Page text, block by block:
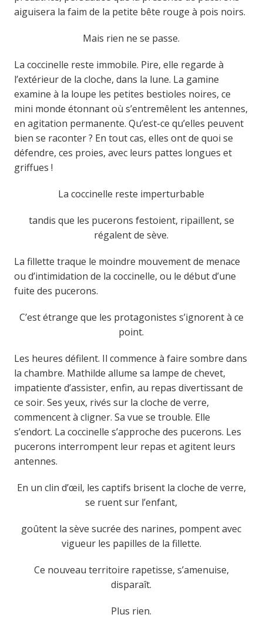
aiguisera la faim de la petite bête rouge à pois noirs.
Mais rien ne se passe.
La coccinelle reste immobile. Pire, elle regarde à
l’extérieur de la cloche, dans la lune. La gamine
examine à la loupe les petites bestioles noires, ce
mini monde étonnant où s’entremêlent les antennes,
en agitation permanente. Qu’est-ce qu’elles peuvent
bien se raconter ? En tout cas, elles ont de quoi se
défendre, ces proies, avec leurs pattes longues et
griffues !
La coccinelle reste imperturbable
tandis que les pucerons festoient, ripaillent, se
régalent de sève.
La fillette traque le moindre mouvement de menace
ou d’intimidation de la coccinelle, ou le début d’une
fuite des pucerons.
C’est étrange que les protagonistes s’ignorent à ce
point.
Les heures défilent. Il commence à faire sombre dans
la chambre. Mathilde allume sa lampe de chevet,
impatiente d’assister, enfin, au repas divertissant de
ce soir. Ses yeux, rivés sur la cloche de verre,
commencent à cligner. Sa vue se trouble. Elle
s’endort. La coccinelle s’approche des pucerons. Les
pucerons interrompent leur repas et agitent leurs
antennes.
En un clin d’œil, les captifs brisent la cloche de verre,
se ruent sur l’enfant,
goûtent la sève sucrée des narines, pompent avec
vigueur les papilles de la fillette.
Ce nouveau territoire rapetisse, s’amenuise,
disparaît.
Plus rien.